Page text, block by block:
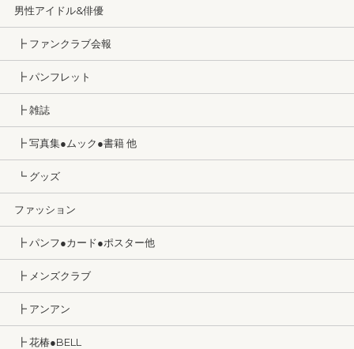
男性アイドル&俳優
┣ ファンクラブ会報
┣ パンフレット
┣ 雑誌
┣ 写真集●ムック●書籍 他
┗ グッズ
ファッション
┣ パンフ●カード●ポスター他
┣ メンズクラブ
┣ アンアン
┣ 花椿●BELL